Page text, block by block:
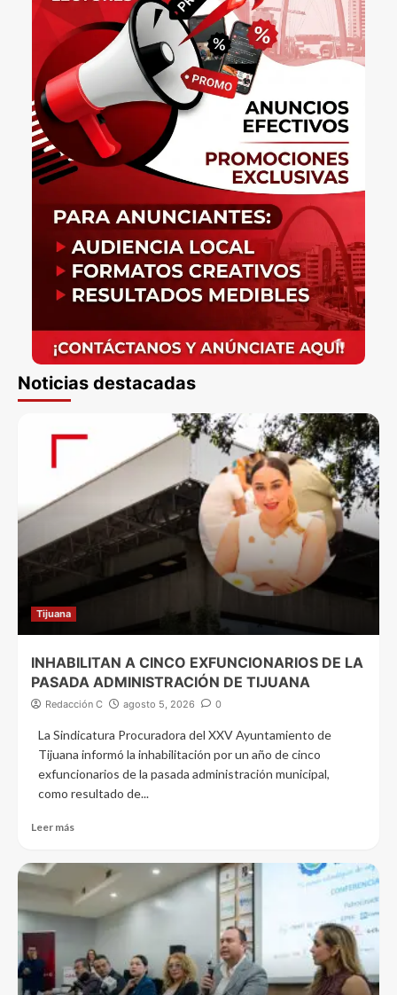
Noticias destacadas
Tijuana
INHABILITAN A CINCO EXFUNCIONARIOS DE LA
PASADA ADMINISTRACIÓN DE TIJUANA
Redacción C agosto 5, 2026 0
La Sindicatura Procuradora del XXV Ayuntamiento de
Tijuana informó la inhabilitación por un año de cinco
exfuncionarios de la pasada administración municipal,
como resultado de...
Leer más